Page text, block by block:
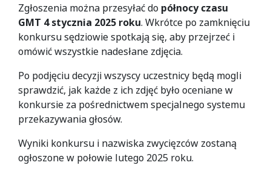
Zgłoszenia można przesyłać do północy czasu
GMT 4 stycznia 2025 roku. Wkrótce po zamknięciu
konkursu sędziowie spotkają się, aby przejrzeć i
omówić wszystkie nadesłane zdjęcia.
Po podjęciu decyzji wszyscy uczestnicy będą mogli
sprawdzić, jak każde z ich zdjęć było oceniane w
konkursie za pośrednictwem specjalnego systemu
przekazywania głosów.
Wyniki konkursu i nazwiska zwycięzców zostaną
ogłoszone w połowie lutego 2025 roku.